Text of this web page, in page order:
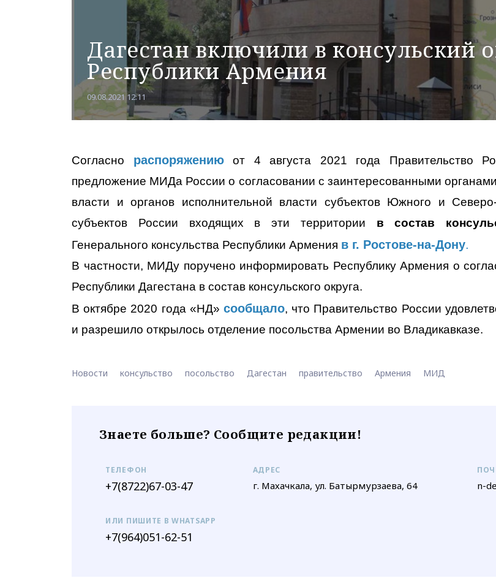
Дагестан включили в консульский
Республики Армения
09.08.2021 12:11
Согласно распоряжениюот 4 августа 2021 года Правительство
предложение МИДа России о согласовании с заинтересованными
власти и органов исполнительной власти субъектов Южного и Северо-
субъектов России входящих в эти территории в состав
Генерального консульства Республики Армения в г. Ростове-на-Дону.
В частности, МИДу поручено информировать Республику Армения о
Республики Дагестана в состав консульского округа.
В октябре 2020 года «НД» сообщало, что Правительство России
и разрешило открылось отделение посольства Армении во Владикавказе.
Новости консульство посольство Дагестан правительство Армения МИД
Знаете больше? Сообщите редакции!
ТЕЛЕФОН
+7(8722)67-03-47
АДРЕС
г. Махачкала, ул. Батырмурзаева, 64 n-
ИЛИ ПИШИТЕ В WHATSAPP
+7(964)051-62-51